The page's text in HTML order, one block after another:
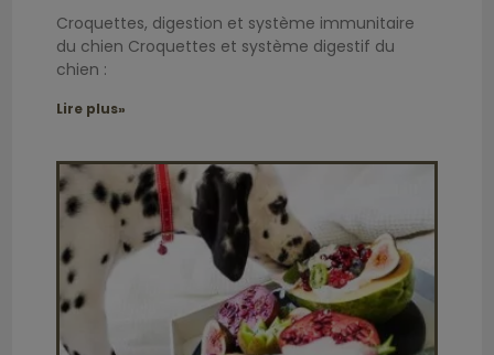
Croquettes, digestion et système immunitaire
du chien Croquettes et système digestif du
chien :
Lire plus»